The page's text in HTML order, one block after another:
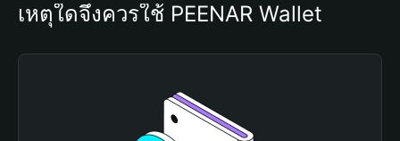
เหตุใดจึงควรใช้ PEENAR Wallet